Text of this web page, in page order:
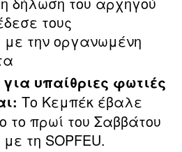
τους
με την οργανωμένη
υπαίθριες φωτιές
Το Κεμπέκ έβαλε
το πρωί του Σαββάτου
τη SOPFEU.